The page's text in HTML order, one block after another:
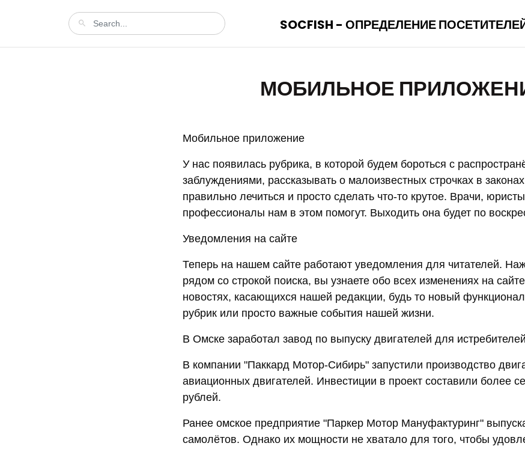
SOCFISH - ОПРЕДЕЛЕНИЕ
МОБИЛЬНОЕ
Мобильное приложение
У нас появилась рубрика, в которой будем бороться с
заблуждениями, рассказывать о малоизвестных строчках в
правильно лечиться и просто сделать что-то крутое. Врачи,
профессионалы нам в этом помогут. Выходить она будет по
Уведомления на сайте
Теперь на нашем сайте работают уведомления для читателей.
рядом со строкой поиска, вы узнаете обо всех изменениях на
новостях, касающихся нашей редакции, будь то новый
рубрик или просто важные события нашей жизни.
В Омске заработал завод по выпуску двигателей для истребителей
В компании "Паккард Мотор-Сибирь" запустили производство
авиационных двигателей. Инвестиции в проект составили более
рублей.
Ранее омское предприятие "Паркер Мотор Мануфактуринг"
самолётов. Однако их мощности не хватало для того, чтобы